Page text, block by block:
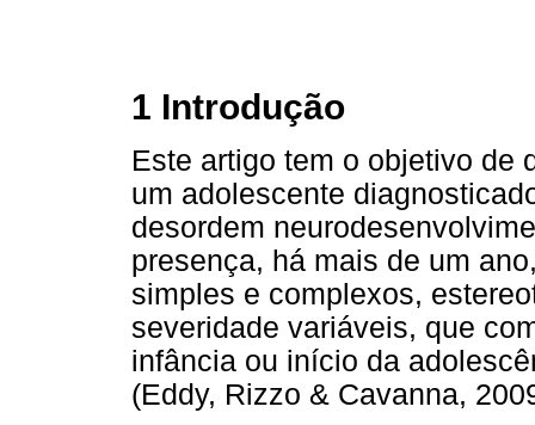
1 Introdução
Este artigo tem o objetivo de
um adolescente
desordem
presença, há mais de um
simples e complexos,
severidade variáveis, que
infância ou início da
(Eddy, Rizzo & Cavanna,